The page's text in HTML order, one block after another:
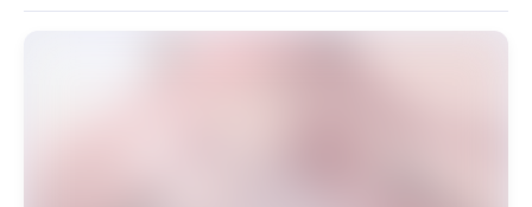
Kitagawa, Marin, rvc, 动漫, 喜多川海梦, 更衣人偶坠入爱河